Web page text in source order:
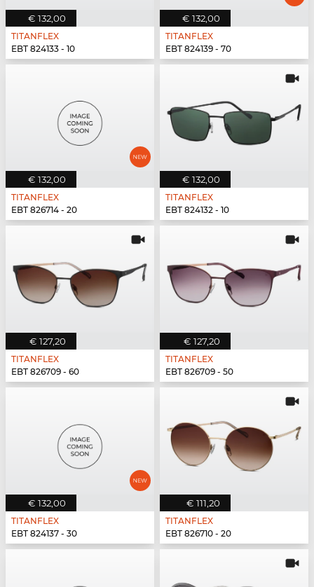
€ 132,00
TITANFLEX
EBT 824133 - 10
€ 132,00
TITANFLEX
EBT 824139 - 70
€ 132,00
TITANFLEX
EBT 826714 - 20
€ 132,00
TITANFLEX
EBT 824132 - 10
€ 127,20
TITANFLEX
EBT 826709 - 60
€ 127,20
TITANFLEX
EBT 826709 - 50
€ 132,00
TITANFLEX
EBT 824137 - 30
€ 111,20
TITANFLEX
EBT 826710 - 20